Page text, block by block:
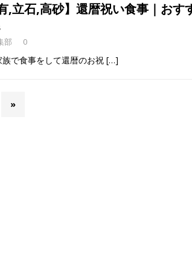
,立石,高砂】還暦祝い食事｜おす
部 0
で食事をして還暦のお祝 […]
»